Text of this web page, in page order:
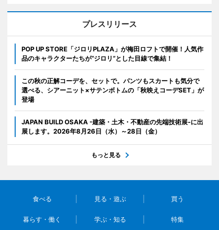
プレスリリース
POP UP STORE「ジロリPLAZA」が梅田ロフトで開催！人気作
品のキャラクターたちが“ジロリ”とした目線で集結！
この秋の正解コーデを、セットで。パンツもスカートも気分で
選べる、シアーニット×サテンボトムの「秋映えコーデSET」が
登場
JAPAN BUILD OSAKA -建築・土木・不動産の先端技術展-に出
展します。2026年8月26日（水）～28日（金）
もっと見る
食べる 見る・遊ぶ 買う
暮らす・働く 学ぶ・知る 特集